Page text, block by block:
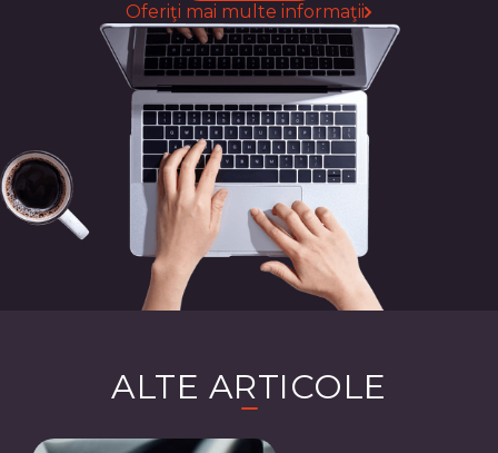
Oferiţi mai multe informaţii
ALTE ARTICOLE